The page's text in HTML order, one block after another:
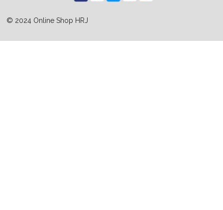
© 2024 Online Shop HRJ